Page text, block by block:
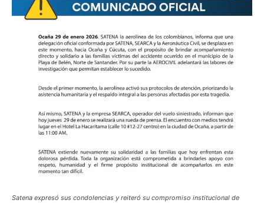
Satena expresó sus condolencias y reiteró su compromiso institucional de